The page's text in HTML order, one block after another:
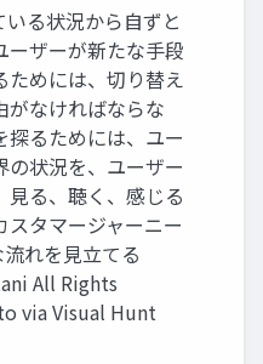
る状況から⾃ずと
ーザーが新たな⼿段
ためには、切り替え
がなければならな
探るためには、ユー
の状況を、ユーザー
⾒る、聴く、感じる
スタマージャーニー
れを⾒⽴てる
All Rights
via Visual Hunt